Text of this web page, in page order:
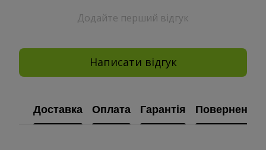
Додайте перший відгук
Написати відгук
Доставка Оплата Гарантія Повернення